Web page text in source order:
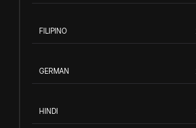
FILIPINO
GERMAN
HINDI